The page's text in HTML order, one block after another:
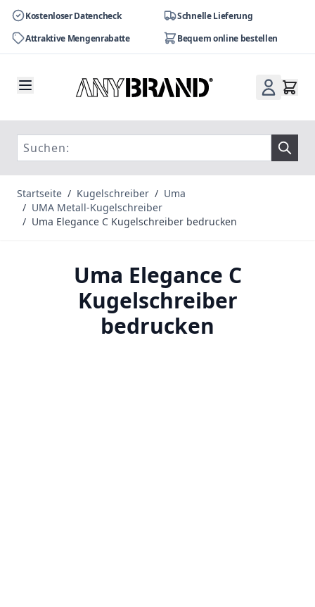
Kostenloser Datencheck
Schnelle Lieferung
Attraktive Mengenrabatte
Bequem online bestellen
Startseite / Kugelschreiber / Uma
/ UMA Metall-Kugelschreiber
/ Uma Elegance C Kugelschreiber bedrucken
Uma Elegance C
Kugelschreiber
bedrucken